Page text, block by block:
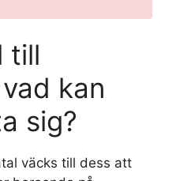
till
kan
sig?
väcks till dess att